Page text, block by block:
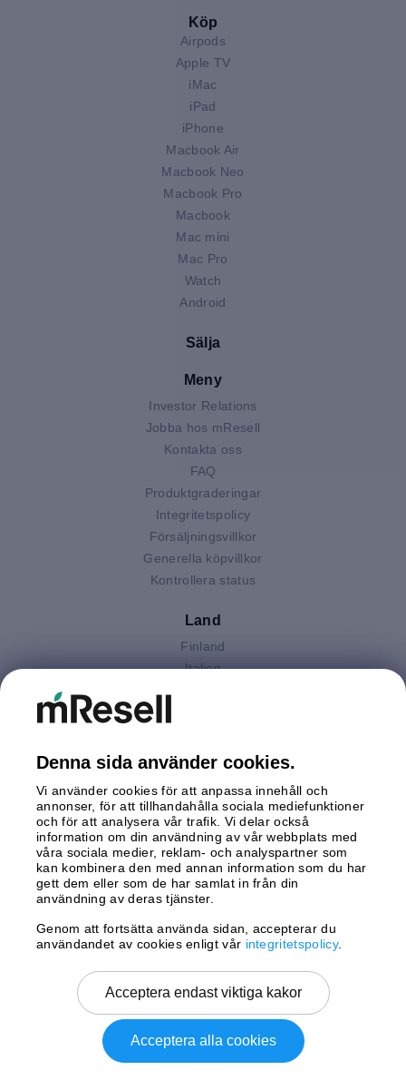
Köp
Airpods
Apple TV
iMac
iPad
iPhone
Macbook Air
Macbook Neo
Macbook Pro
Macbook
Mac mini
Mac Pro
Watch
Android
Sälja
Meny
Investor Relations
Jobba hos mResell
Kontakta oss
FAQ
Produktgraderingar
Integritetspolicy
Försäljningsvillkor
Generella köpvillkor
Kontrollera status
Land
Finland
Italien
Storbritannien
Tyskland
Österrike
Betalningar
Leverans av
Copyright © 2026 mResell All rights reserved.
Denna sida använder cookies.
Vi använder cookies för att anpassa innehåll och
annonser, för att tillhandahålla sociala mediefunktioner
och för att analysera vår trafik. Vi delar också
information om din användning av vår webbplats med
våra sociala medier, reklam- och analyspartner som
kan kombinera den med annan information som du har
gett dem eller som de har samlat in från din
användning av deras tjänster.
Genom att fortsätta använda sidan, accepterar du
användandet av cookies enligt vår integritetspolicy.
Acceptera endast viktiga kakor
Acceptera alla cookies